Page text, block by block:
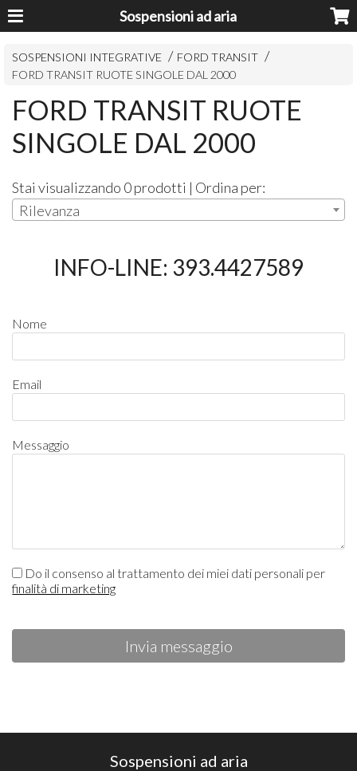
Sospensioni ad aria
SOSPENSIONI INTEGRATIVE
FORD TRANSIT
FORD TRANSIT RUOTE SINGOLE DAL 2000
FORD TRANSIT RUOTE
SINGOLE DAL 2000
Stai visualizzando 0 prodotti | Ordina per:
Rilevanza
INFO-LINE: 393.4427589
Nome
Email
Messaggio
Do il consenso al trattamento dei miei dati personali per
finalità di marketing
Invia messaggio
Sospensioni ad aria